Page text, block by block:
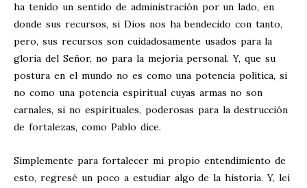
ha tenido un sentido de administración por un lado, en
donde sus recursos, si Dios nos ha bendecido con tanto,
pero, sus recursos son cuidadosamente usados para la
gloria del Señor, no para la mejoría personal. Y, que su
postura en el mundo no es como una potencia política, si
no como una potencia espiritual cuyas armas no son
carnales, si no espirituales, poderosas para la destrucción
de fortalezas, como Pablo dice.
Simplemente para fortalecer mi propio entendimiento de
esto, regresé un poco a estudiar algo de la historia. Y, leí